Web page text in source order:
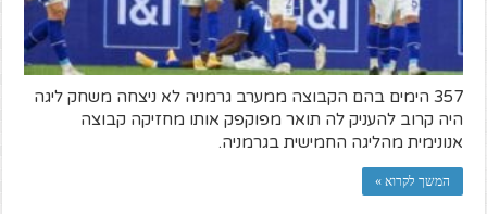
357 הימים בהם הקבוצה ממערב גרמניה לא ניצחה משחק ליגה
היה קרוב להעניק לה תואר מפוקפק אותו מחזיקה קבוצה
אנונימית מהליגה החמישית בגרמניה.
המשך לקרוא »